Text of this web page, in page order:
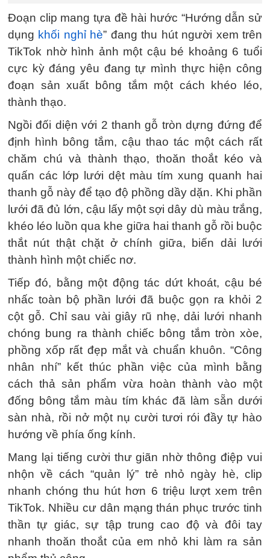
Đoạn clip mang tựa đề hài hước “Hướng dẫn sử
dụng khối nghỉ hè” đang thu hút người xem trên
TikTok nhờ hình ảnh một cậu bé khoảng 6 tuổi
cực kỳ đáng yêu đang tự mình thực hiện công
đoạn sản xuất bông tắm một cách khéo léo,
thành thạo.
Ngồi đối diện với 2 thanh gỗ tròn dựng đứng để
định hình bông tắm, cậu thao tác một cách rất
chăm chú và thành thạo, thoăn thoắt kéo và
quấn các lớp lưới dệt màu tím xung quanh hai
thanh gỗ này để tạo độ phồng dầy dặn. Khi phần
lưới đã đủ lớn, cậu lấy một sợi dây dù màu trắng,
khéo léo luồn qua khe giữa hai thanh gỗ rồi buộc
thắt nút thật chặt ở chính giữa, biến dải lưới
thành hình một chiếc nơ.
Tiếp đó, bằng một động tác dứt khoát, cậu bé
nhấc toàn bộ phần lưới đã buộc gọn ra khỏi 2
cột gỗ. Chỉ sau vài giây rũ nhẹ, dải lưới nhanh
chóng bung ra thành chiếc bông tắm tròn xòe,
phồng xốp rất đẹp mắt và chuẩn khuôn. “Công
nhân nhí” kết thúc phần việc của mình bằng
cách thả sản phẩm vừa hoàn thành vào một
đống bông tắm màu tím khác đã làm sẵn dưới
sàn nhà, rồi nở một nụ cười tươi rói đầy tự hào
hướng về phía ống kính.
Mang lại tiếng cười thư giãn nhờ thông điệp vui
nhộn về cách “quản lý” trẻ nhỏ ngày hè, clip
nhanh chóng thu hút hơn 6 triệu lượt xem trên
TikTok. Nhiều cư dân mạng thán phục trước tinh
thần tự giác, sự tập trung cao độ và đôi tay
nhanh thoăn thoắt của em nhỏ khi làm ra sản